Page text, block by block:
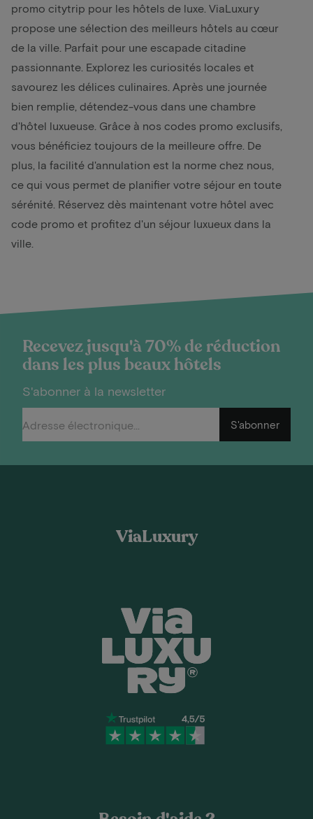
promo citytrip pour les hôtels de luxe. ViaLuxury
propose une sélection des meilleurs hôtels au cœur
de la ville. Parfait pour une escapade citadine
passionnante. Explorez les curiosités locales et
savourez les délices culinaires. Après une journée
bien remplie, détendez-vous dans une chambre
d'hôtel luxueuse. Grâce à nos codes promo exclusifs,
vous bénéficiez toujours de la meilleure offre. De
plus, la facilité d'annulation est la norme chez nous,
ce qui vous permet de planifier votre séjour en toute
sérénité. Réservez dès maintenant votre hôtel avec
code promo et profitez d'un séjour luxueux dans la
ville.
Recevez jusqu'à 70% de réduction
dans les plus beaux hôtels
S'abonner à la newsletter
S'abonner
ViaLuxury